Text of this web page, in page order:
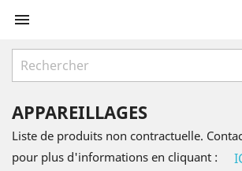

APPAREILLAGES
Liste de produits non contractuelle.
pour plus d'informations en cliquant :